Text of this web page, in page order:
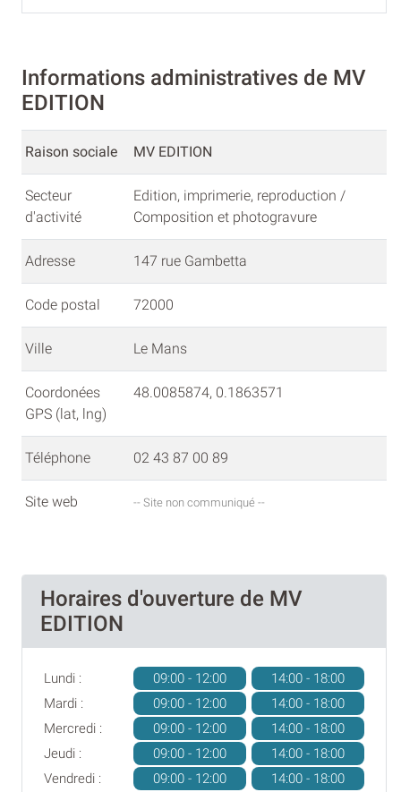
Informations administratives de MV
EDITION
Raison sociale MV EDITION
Secteur
d'activité
Edition, imprimerie, reproduction /
Composition et photogravure
Adresse 147 rue Gambetta
Code postal 72000
Ville Le Mans
Coordonées
GPS (lat, lng)
48.0085874, 0.1863571
Téléphone 02 43 87 00 89
Site web -- Site non communiqué --
Horaires d'ouverture de MV
EDITION
Lundi : 09:00 - 12:00
14:00 - 18:00
Mardi :
09:00 - 12:00
14:00 - 18:00
Mercredi :
09:00 - 12:00
14:00 - 18:00
Jeudi :
09:00 - 12:00
14:00 - 18:00
Vendredi :
09:00 - 12:00
14:00 - 18:00